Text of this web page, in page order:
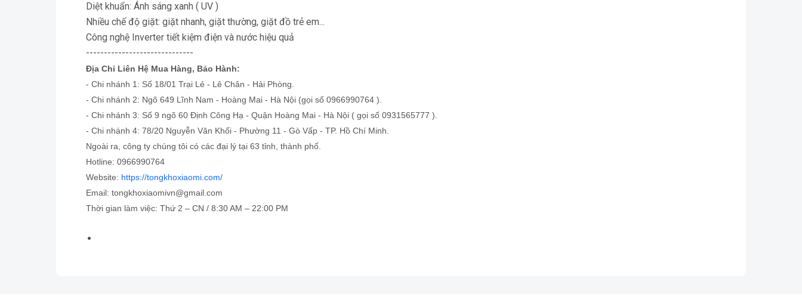
Diệt khuẩn: Ánh sáng xanh ( UV )
Nhiều chế độ giặt: giặt nhanh, giặt thường, giặt đồ trẻ em...
Công nghệ Inverter tiết kiệm điện và nước hiệu quả
------------------------------
Địa Chỉ Liên Hệ Mua Hàng, Bảo Hành:
- Chi nhánh 1: Số 18/01 Trại Lẻ - Lê Chân - Hải Phòng.
- Chi nhánh 2: Ngõ 649 Lĩnh Nam - Hoàng Mai - Hà Nội (gọi số 0966990764 ).
- Chi nhánh 3: Số 9 ngõ 60 Định Công Hạ - Quận Hoàng Mai - Hà Nội ( gọi số 0931565777 ).
- Chi nhánh 4: 78/20 Nguyễn Văn Khối - Phường 11 - Gò Vấp - TP. Hồ Chí Minh.
Ngoài ra, công ty chúng tôi có các đại lý tại 63 tỉnh, thành phố.
Hotline: 0966990764
Website: https://tongkhoxiaomi.com/
Email: tongkhoxiaomivn@gmail.com
Thời gian làm việc: Thứ 2 – CN / 8:30 AM – 22:00 PM